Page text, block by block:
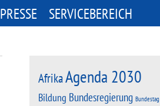
PRESSE SERVICEBEREICH
AfrikaAgenda 2030
Bildung Bundesregierung Bundestag